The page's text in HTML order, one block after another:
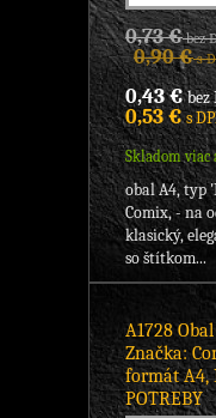
0,73 €bez
0,90 €s
0,43 €bez
0,53 €s
Skladom viac
obal A4, typ
Comix, - na
klasický,
so štítkom...
A1728 Obal
Značka:
formát A4,
POTREBY